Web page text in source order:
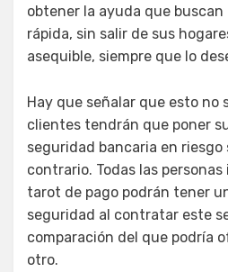
obtener la ayuda que buscan
rápida, sin salir de sus
asequible, siempre que lo
Hay que señalar que esto no
clientes tendrán que poner
seguridad bancaria en riesgo
contrario. Todas las
tarot de pago podrán tener
seguridad al contratar este
comparación del que podría
otro.